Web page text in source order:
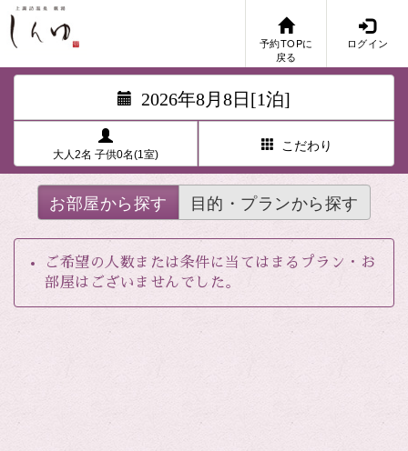
予約TOPに
戻る
ログイン
2026年8月8日[1泊]
大人2名 子供0名(1室)
こだわり
お部屋から探す 目的・プランから探す
ご希望の人数または条件に当てはまるプラン・お
部屋はございませんでした。